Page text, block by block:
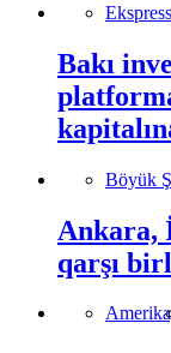
Bakı
Böyük
Ankara,
qarşı